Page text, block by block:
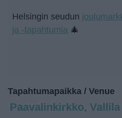
Helsingin seudun
ja -tapahtumia 🎄
Tapahtumapaikka / Venue
Paavalinkirkko, Vallila